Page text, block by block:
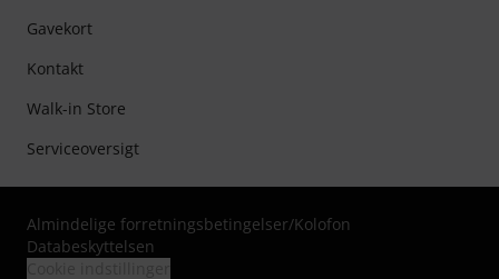
Gavekort
Kontakt
Walk-in Store
Serviceoversigt
Almindelige forretningsbetingelser/Kolofon
Databeskyttelsen